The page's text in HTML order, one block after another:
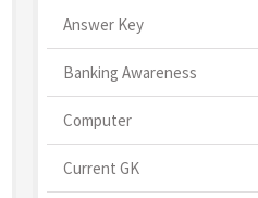
Answer Key
Banking Awareness
Computer
Current GK